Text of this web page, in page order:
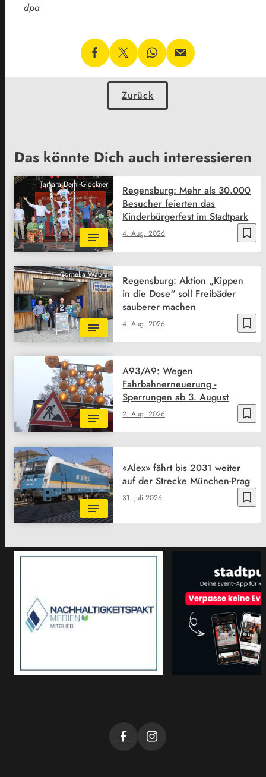
dpa
Zurück
Das könnte Dich auch interessieren
Tamara Deml-Glöckner
bookmark_border
4. Aug. 2026
Regensburg: Mehr als 30.000
Besucher feierten das
Kinderbürgerfest im Stadtpark
Cornelia Wabra
bookmark_border
4. Aug. 2026
Regensburg: Aktion „Kippen
in die Dose“ soll Freibäder
sauberer machen
bookmark_border
2. Aug. 2026
A93/A9: Wegen
Fahrbahnerneuerung -
Sperrungen ab 3. August
bookmark_border
31. Juli 2026
«Alex» fährt bis 2031 weiter
auf der Strecke München-Prag